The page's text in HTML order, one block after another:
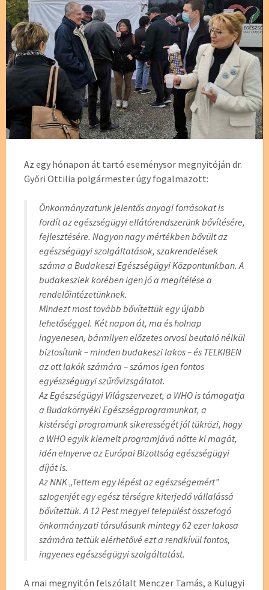
Az egy hónapon át tartó eseménysor megnyitóján dr.
Győri Ottilia polgármester úgy fogalmazott:
Önkormányzatunk jelentős anyagi forrásokat is
fordít az egészségügyi ellátórendszerünk bővítésére,
fejlesztésére. Nagyon nagy mértékben bővült az
egészségügyi szolgáltatások, szakrendelések
száma a Budakeszi Egészségügyi Központunkban. A
budakesziek körében igen jó a megítélése a
rendelőintézetünknek.
Mindezt most tovább bővítettük egy újabb
lehetőséggel. Két napon át, ma és holnap
ingyenesen, bármilyen előzetes orvosi beutaló nélkül
biztosítunk – minden budakeszi lakos – és TELKIBEN
az ott lakók számára – számos igen fontos
egyészségügyi szűrővizsgálatot.
Az Egészségügyi Világszervezet, a WHO is támogatja
a Budakörnyéki Egészségprogramunkat, a
kistérségi programunk sikerességét jól tükrözi, hogy
a WHO egyik kiemelt programjává nőtte ki magát,
idén elnyerve az Európai Bizottság egészségügyi
díját is.
Az NNK „Tettem egy lépést az egészségemért”
szlogenjét egy egész térségre kiterjedő vállalássá
bővítettük. A 12 Pest megyei települést összefogó
önkormányzati társulásunk mintegy 62 ezer lakosa
számára tettük elérhetővé ezt a rendkívül fontos,
ingyenes egészségügyi szolgáltatást.
A mai megnyitón felszólalt Menczer Tamás, a Külügyi